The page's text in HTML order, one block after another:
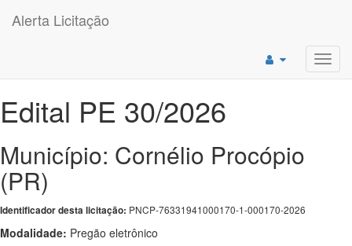
Alerta Licitação
Edital PE 30/2026
Município: Cornélio Procópio
(PR)
Identificador desta licitação: PNCP-76331941000170-1-000170-2026
Modalidade: Pregão eletrônico